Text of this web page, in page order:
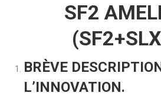
SF2
BRÈVE
L’INNOVATION.